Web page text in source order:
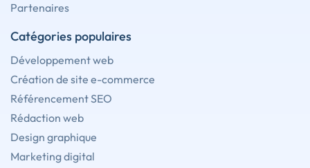
Partenaires
Catégories populaires
Développement web
Création de site e-commerce
Référencement SEO
Rédaction web
Design graphique
Marketing digital